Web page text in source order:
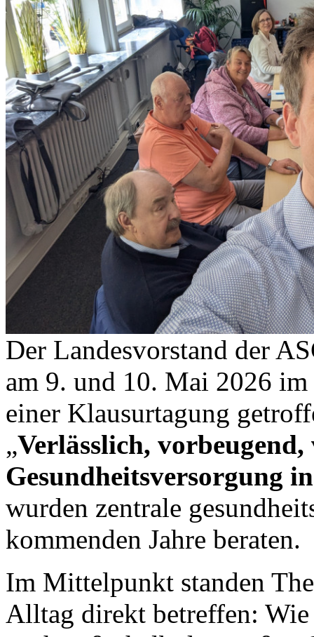
Der Landesvorstand der
am 9. und 10. Mai 2026
einer Klausurtagung
„Verlässlich,
Gesundheitsversorgung
wurden zentrale
kommenden Jahre beraten.
Im Mittelpunkt standen
Alltag direkt betreffen: